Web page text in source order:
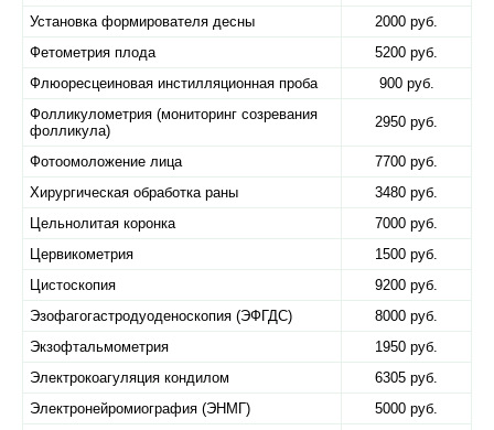
Установка формирователя десны
2000 руб.
Фетометрия плода
5200 руб.
Флюоресцеиновая инстилляционная проба
900 руб.
Фолликулометрия (мониторинг созревания
фолликула)
2950 руб.
Фотоомоложение лица
7700 руб.
Хирургическая обработка раны
3480 руб.
Цельнолитая коронка
7000 руб.
Цервикометрия
1500 руб.
Цистоскопия
9200 руб.
Эзофагогастродуоденоскопия (ЭФГДС)
8000 руб.
Экзофтальмометрия
1950 руб.
Электрокоагуляция кондилом
6305 руб.
Электронейромиография (ЭНМГ)
5000 руб.